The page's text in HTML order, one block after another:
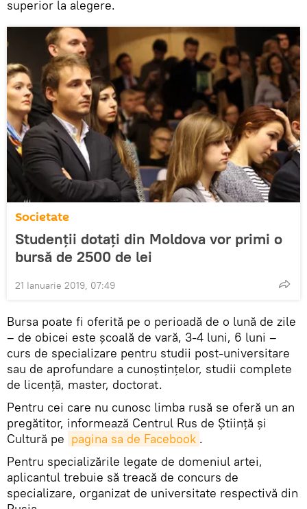
superior la alegere.
Societate
Studenții dotați din Moldova vor primi o
bursă de 2500 de lei
21 Ianuarie 2019, 07:49
Bursa poate fi oferită pe o perioadă de o lună de zile
– de obicei este şcoală de vară, 3-4 luni, 6 luni –
curs de specializare pentru studii post-universitare
sau de aprofundare a cunoştinţelor, studii complete
de licenţă, master, doctorat.
Pentru cei care nu cunosc limba rusă se oferă un an
pregătitor, informează Centrul Rus de Ştiinţă şi
Cultură pe pagina sa de Facebook .
Pentru specializările legate de domeniul artei,
aplicantul trebuie să treacă de concurs de
specializare, organizat de universitate respectivă din